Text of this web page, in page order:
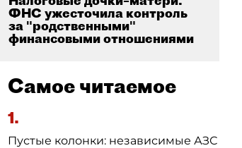
ФНС ужесточила контроль
за "родственными"
финансовыми отношениями
Самое читаемое
1.
Пустые колонки: независимые АЗС